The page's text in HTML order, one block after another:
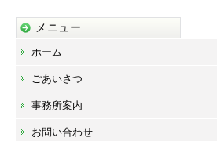
メニュー
ホーム
ごあいさつ
事務所案内
お問い合わせ